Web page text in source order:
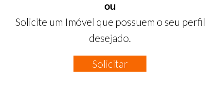
ou
Solicite um Imóvel que possuem o seu perfil
desejado.
Solicitar